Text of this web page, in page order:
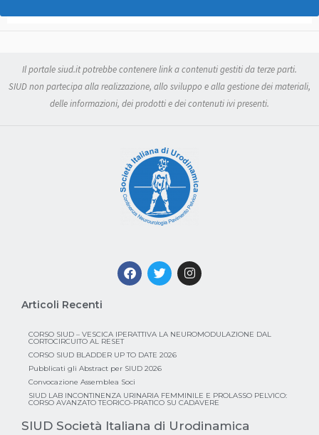
Il portale siud.it potrebbe contenere link a contenuti gestiti da terze parti.
SIUD non partecipa alla realizzazione, allo sviluppo e alla gestione dei materiali,
delle informazioni, dei prodotti e dei contenuti ivi presenti.
Articoli Recenti
CORSO SIUD – VESCICA IPERATTIVA LA NEUROMODULAZIONE DAL
CORTOCIRCUITO AL RESET
CORSO SIUD BLADDER UP TO DATE 2026
Pubblicati gli Abstract per SIUD 2026
Convocazione Assemblea Soci
SIUD LAB INCONTINENZA URINARIA FEMMINILE E PROLASSO PELVICO:
CORSO AVANZATO TEORICO-PRATICO SU CADAVERE
SIUD Società Italiana di Urodinamica